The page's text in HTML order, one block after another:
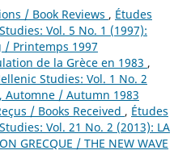
/ Book Reviews , Études
Vol. 5 No. 1 (1997):
/ Printemps 1997
de la Grèce en 1983 ,
Studies: Vol. 1 No. 2
Automne / Autumn 1983
/ Books Received , Études
Vol. 21 No. 2 (2013): LA
GRECQUE / THE NEW WAVE